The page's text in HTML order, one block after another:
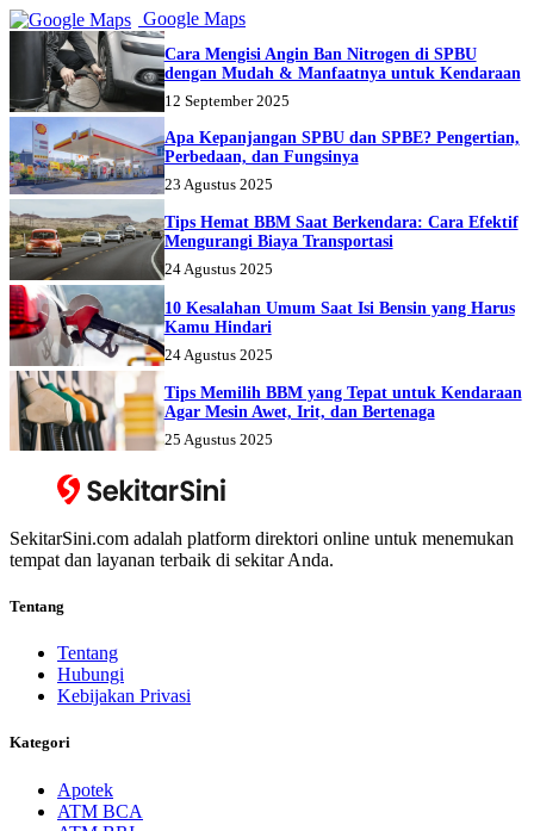
Google Maps
Cara Mengisi Angin Ban Nitrogen di SPBU
dengan Mudah & Manfaatnya untuk Kendaraan
12 September 2025
Apa Kepanjangan SPBU dan SPBE? Pengertian,
Perbedaan, dan Fungsinya
23 Agustus 2025
Tips Hemat BBM Saat Berkendara: Cara Efektif
Mengurangi Biaya Transportasi
24 Agustus 2025
10 Kesalahan Umum Saat Isi Bensin yang Harus
Kamu Hindari
24 Agustus 2025
Tips Memilih BBM yang Tepat untuk Kendaraan
Agar Mesin Awet, Irit, dan Bertenaga
25 Agustus 2025
SekitarSini.com adalah platform direktori online untuk menemukan
tempat dan layanan terbaik di sekitar Anda.
Tentang
Tentang
Hubungi
Kebijakan Privasi
Kategori
Apotek
ATM BCA